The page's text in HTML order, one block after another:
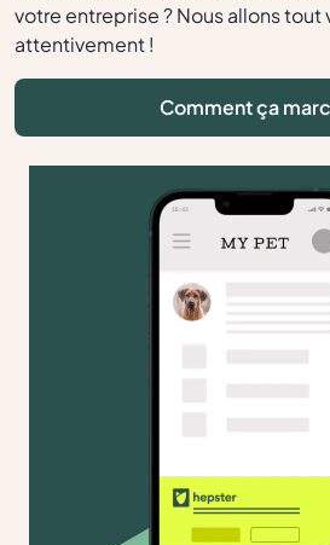
votre entreprise ? Nous allons tout
attentivement !
Comment ça